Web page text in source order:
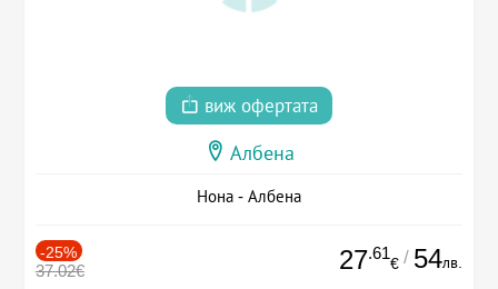
виж офертата
Албена
Нона - Албена
-25%
37.02€ 27.61
€ / 54лв.